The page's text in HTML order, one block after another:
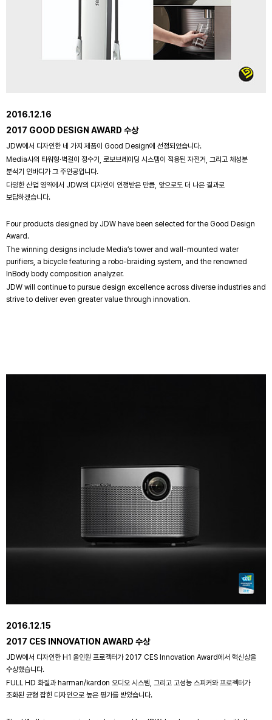
2016.12.16
2017 GOOD DESIGN AWARD 수상
JDW에서 디자인한 네 가지 제품이 Good Design에 선정되었습니다.
Media사의 타워형·벽걸이 정수기, 로보브레이딩 시스템이 적용된 자전거, 그리고 체성분
분석기 인바디가 그 주인공입니다.
다양한 산업 영역에서 JDW의 디자인이 인정받은 만큼, 앞으로도 더 나은 결과로
보답하겠습니다.
Four products designed by JDW have been selected for the Good Design
Award.
The winning designs include Media’s tower and wall-mounted water
purifiers, a bicycle featuring a robo-braiding system, and the renowned
InBody body composition analyzer.
JDW will continue to pursue design excellence across diverse industries and
strive to deliver even greater value through innovation.
2016.12.15
2017 CES INNOVATION AWARD 수상
JDW에서 디자인한 H1 올인원 프로젝터가 2017 CES Innovation Award에서 혁신상을
수상했습니다.
FULL HD 화질과 harman/kardon 오디오 시스템, 그리고 고성능 스피커와 프로젝터가
조화된 균형 잡힌 디자인으로 높은 평가를 받았습니다.